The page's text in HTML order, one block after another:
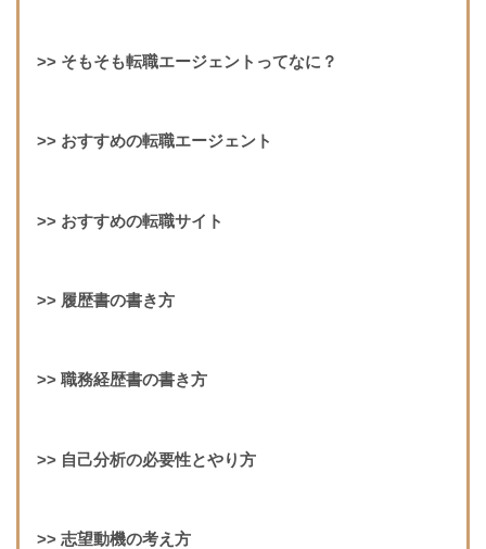
>> そもそも転職エージェントってなに？
>> おすすめの転職エージェント
>> おすすめの転職サイト
>>履歴書の書き方
>> 職務経歴書の書き方
>> 自己分析の必要性とやり方
>> 志望動機の考え方